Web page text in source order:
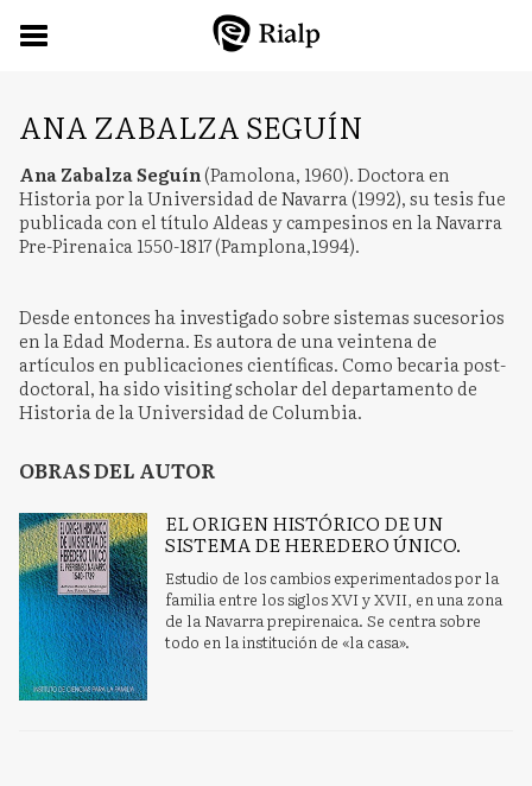
ANA ZABALZA SEGUÍN
Ana Zabalza Seguín(Pamolona, 1960). Doctora en
Historia por la Universidad de Navarra (1992), su tesis fue
publicada con el título Aldeas y campesinos en la Navarra
Pre-Pirenaica 1550-1817 (Pamplona,1994).
Desde entonces ha investigado sobre sistemas sucesorios
en la Edad Moderna. Es autora de una veintena de
artículos en publicaciones científicas. Como becaria post-
doctoral, ha sido visiting scholar del departamento de
Historia de la Universidad de Columbia.
OBRAS DEL AUTOR
EL ORIGEN HISTÓRICO DE UN
SISTEMA DE HEREDERO ÚNICO.
Estudio de los cambios experimentados por la
familia entre los siglos XVI y XVII, en una zona
de la Navarra prepirenaica. Se centra sobre
todo en la institución de «la casa».